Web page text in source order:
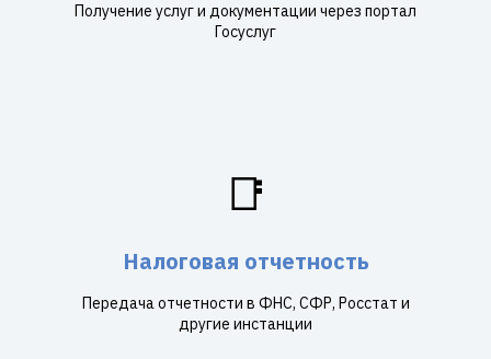
Получение услуг и документации через портал
Госуслуг
📑
Налоговая отчетность
Передача отчетности в ФНС, СФР, Росстат и
другие инстанции